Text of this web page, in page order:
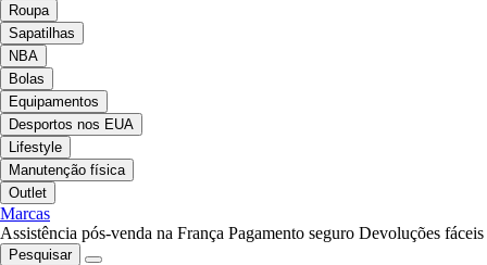
Roupa
Sapatilhas
NBA
Bolas
Equipamentos
Desportos nos EUA
Lifestyle
Manutenção física
Outlet
Marcas
Assistência pós-venda na França Pagamento seguro Devoluções fáceis
Pesquisar